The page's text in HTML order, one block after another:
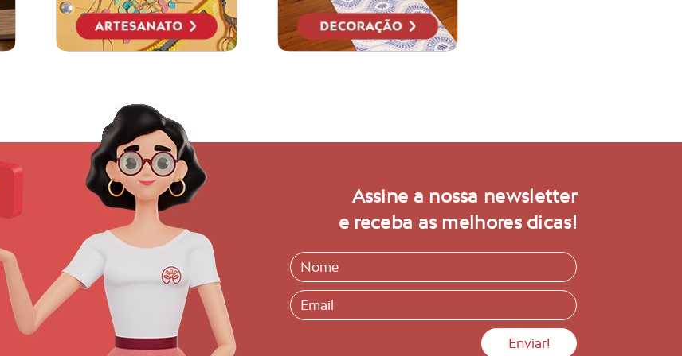
Assine a nossa newsletter
e receba as melhores dicas!